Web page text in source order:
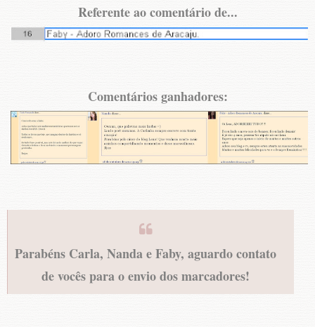
Referente ao comentário de...
Comentários ganhadores:
Parabéns Carla, Nanda e Faby, aguardo contato
de vocês para o envio dos marcadores!